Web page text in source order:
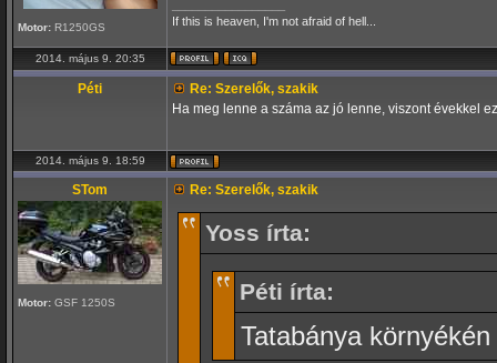
Motor: R1250GS
If this is heaven, I'm not afraid of hell...
2014. május 9. 20:35
Péti
Re: Szerelők, szakik
Ha meg lenne a száma az jó lenne, viszont évekkel
2014. május 9. 18:59
STom
Motor: GSF 1250S
Re: Szerelők, szakik
Yoss írta:
Péti írta:
Tatabánya